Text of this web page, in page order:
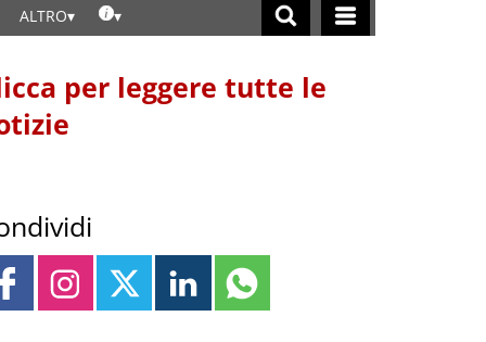
ALTRO
per leggere tutte le